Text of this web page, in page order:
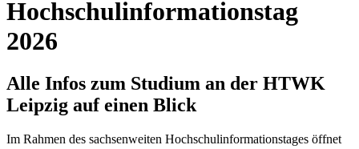
Hochschulinformationstag
2026
Alle Infos zum Studium an der HTWK
Leipzig auf einen Blick
Im Rahmen des sachsenweiten Hochschulinformationstages öffnet